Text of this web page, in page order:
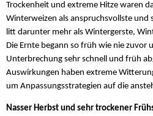
Trockenheit und extreme Hitze waren
Winterweizen als anspruchsvollste
litt darunter mehr als Wintergerste,
Die Ernte begann so früh wie nie zuvor
Unterbrechung sehr schnell und früh
Auswirkungen haben extreme
um Anpassungsstrategien auf die
Nasser Herbst und sehr trockener